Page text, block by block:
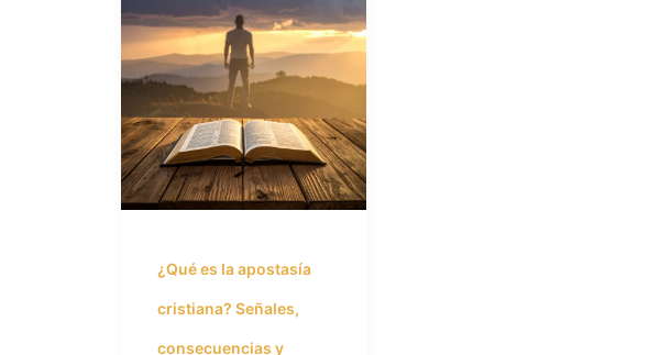
¿Qué es la apostasía
cristiana? Señales,
consecuencias y